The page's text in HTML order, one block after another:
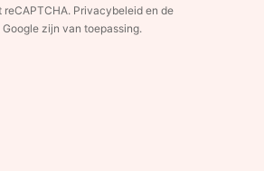
Privacybeleid en de
zijn van toepassing.